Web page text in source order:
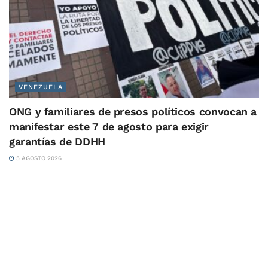
VENEZUELA
ONG y familiares de presos políticos convocan a
manifestar este 7 de agosto para exigir
garantías de DDHH
5 AGOSTO 2026